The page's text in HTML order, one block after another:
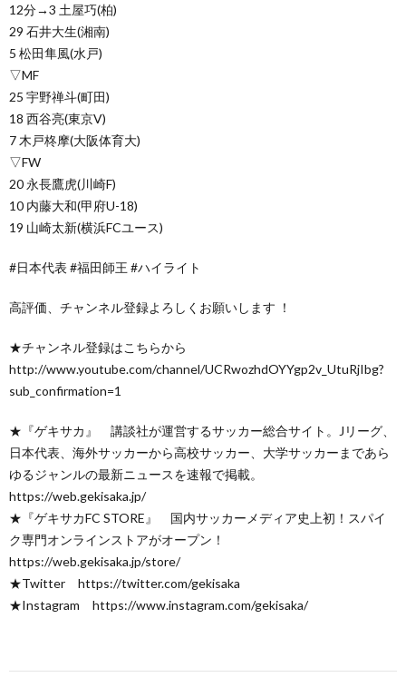
12分→3 土屋巧(柏)
29 石井大生(湘南)
5 松田隼風(水戸)
▽MF
25 宇野禅斗(町田)
18 西谷亮(東京V)
7 木戸柊摩(大阪体育大)
▽FW
20 永長鷹虎(川崎F)
10 内藤大和(甲府U-18)
19 山崎太新(横浜FCユース)
#日本代表 #福田師王 #ハイライト
高評価、チャンネル登録よろしくお願いします ！
★チャンネル登録はこちらから
http://www.youtube.com/channel/UCRwozhdOYYgp2v_UtuRjIbg?
sub_confirmation=1
★『ゲキサカ』 講談社が運営するサッカー総合サイト。Jリーグ、
日本代表、海外サッカーから高校サッカー、大学サッカーまであら
ゆるジャンルの最新ニュースを速報で掲載。
https://web.gekisaka.jp/
★『ゲキサカFC STORE』 国内サッカーメディア史上初！スパイ
ク専門オンラインストアがオープン！
https://web.gekisaka.jp/store/
★Twitter https://twitter.com/gekisaka
★Instagram https://www.instagram.com/gekisaka/